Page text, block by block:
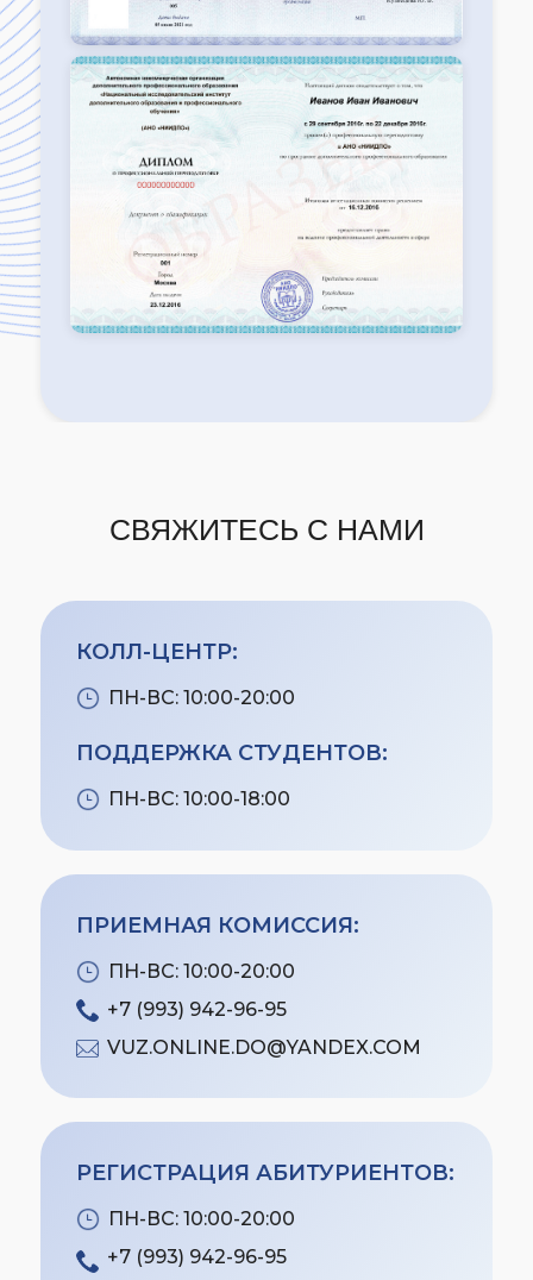
СВЯЖИТЕСЬ С НАМИ
ПРИЕМНАЯ КОМИССИЯ:
ПН-ВС: 10:00-20:00
+7 (993) 942-96-95
VUZ.ONLINE.DO@YANDEX.COM
РЕГИСТРАЦИЯ АБИТУРИЕНТОВ:
ПН-ВС: 10:00-20:00
КОЛЛ-ЦЕНТР:
ПН-ВС: 10:00-20:00
ПОДДЕРЖКА СТУДЕНТОВ:
ПН-ВС: 10:00-18:00
+7 (993) 942-96-95